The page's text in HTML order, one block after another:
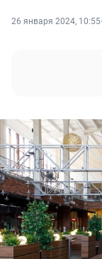
26 января 2024, 10:55